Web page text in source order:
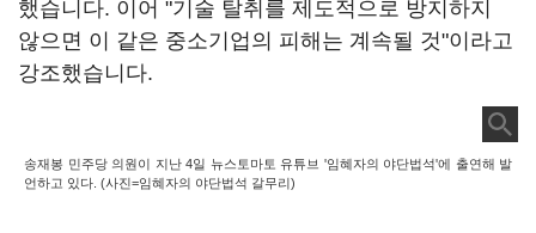
했습니다. 이어 "기술 탈취를 제도적으로 방지하지
않으면 이 같은 중소기업의 피해는 계속될 것"이라고
강조했습니다.
송재봉 민주당 의원이 지난 4일 뉴스토마토 유튜브 '임혜자의 야단법석'에 출연해 발
언하고 있다. (사진=임혜자의 야단법석 갈무리)